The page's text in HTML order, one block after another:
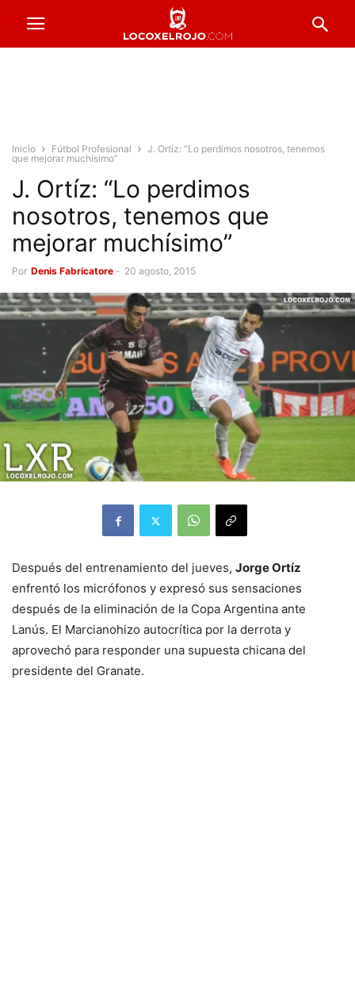
Inicio Fútbol Profesional
J. Ortíz: “Lo perdimos nosotros, tenemos
que mejorar muchísimo”
J. Ortíz: “Lo perdimos
nosotros, tenemos que
mejorar muchísimo”
Por Denis Fabricatore - 20 agosto, 2015
Después del entrenamiento del jueves, Jorge Ortíz
enfrentó los micrófonos y expresó sus sensaciones
después de la eliminación de la Copa Argentina ante
Lanús. El Marcianohizo autocrítica por la derrota y
aprovechó para responder una supuesta chicana del
presidente del Granate.